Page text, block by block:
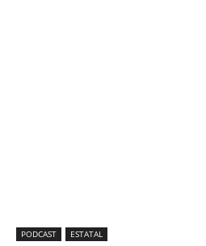
PODCAST ESTATAL